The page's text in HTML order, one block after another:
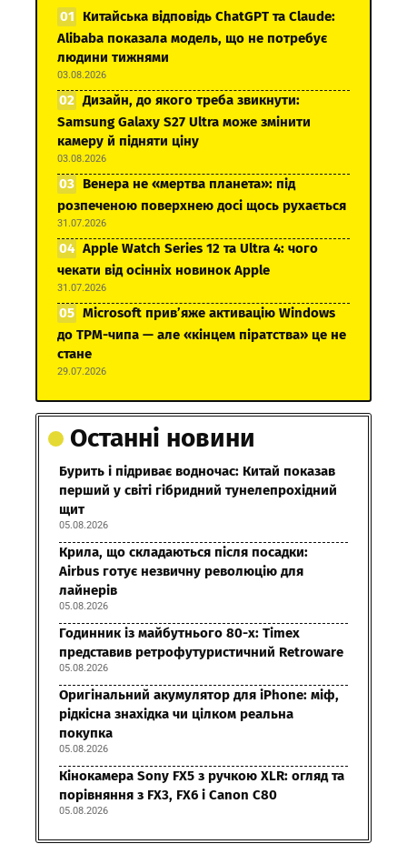
Китайська відповідь ChatGPT та Claude:
Alibaba показала модель, що не потребує
людини тижнями
03.08.2026
Дизайн, до якого треба звикнути:
Samsung Galaxy S27 Ultra може змінити
камеру й підняти ціну
03.08.2026
Венера не «мертва планета»: під
розпеченою поверхнею досі щось рухається
31.07.2026
Apple Watch Series 12 та Ultra 4: чого
чекати від осінніх новинок Apple
31.07.2026
Microsoft прив’яже активацію Windows
до TPM-чипа — але «кінцем піратства» це не
стане
29.07.2026
Останні новини
Бурить і підриває водночас: Китай показав
перший у світі гібридний тунелепрохідний
щит
05.08.2026
Крила, що складаються після посадки:
Airbus готує незвичну революцію для
лайнерів
05.08.2026
Годинник із майбутнього 80-х: Timex
представив ретрофутуристичний Retroware
05.08.2026
Оригінальний акумулятор для iPhone: міф,
рідкісна знахідка чи цілком реальна
покупка
05.08.2026
Кінокамера Sony FX5 з ручкою XLR: огляд та
порівняння з FX3, FX6 і Canon C80
05.08.2026